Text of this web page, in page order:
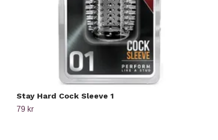
Stay Hard Cock Sleeve 1
79 kr